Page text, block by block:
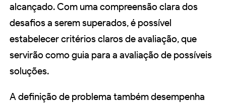
alcançado. Com uma compreensão clara dos
desafios a serem superados, é possível
estabelecer critérios claros de avaliação, que
servirão como guia para a avaliação de possíveis
soluções.
A definição de problema também desempenha